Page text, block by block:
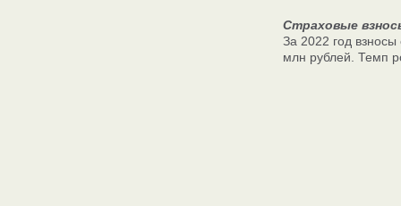
Страховые
За 2022 год
млн рублей. Темп